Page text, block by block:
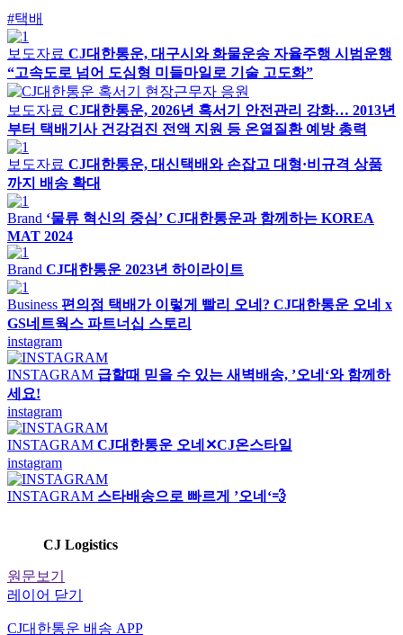
#택배
보도자료 CJ대한통운, 대구시와 화물운송 자율주행 시범운행
“고속도로 넘어 도심형 미들마일로 기술 고도화”
보도자료 CJ대한통운, 2026년 혹서기 안전관리 강화… 2013년
부터 택배기사 건강검진 전액 지원 등 온열질환 예방 총력
보도자료 CJ대한통운, 대신택배와 손잡고 대형·비규격 상품
까지 배송 확대
Brand ‘물류 혁신의 중심’ CJ대한통운과 함께하는 KOREA
MAT 2024
Brand CJ대한통운 2023년 하이라이트
Business 편의점 택배가 이렇게 빨리 오네? CJ대한통운 오네 x
GS네트웍스 파트너십 스토리
instagram
INSTAGRAM 급할때 믿을 수 있는 새벽배송, ’오네‘와 함께하
세요!
instagram
INSTAGRAM CJ대한통운 오네✕CJ온스타일
instagram
INSTAGRAM 스타배송으로 빠르게 ’오네‘💨
CJ Logistics
원문보기
레이어 닫기
CJ대한통운 배송 APP